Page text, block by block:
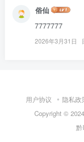
俗仙
7777777
2026年3月31日
用户协议 隐私政
Copyright ©
黔